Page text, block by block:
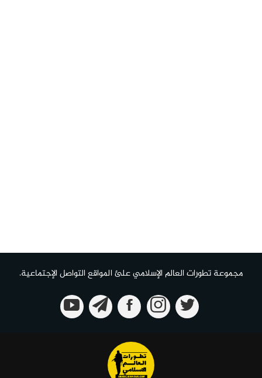
مجموعة تطورات العالم الإسلامي علئ المواقع التواصل الإجتماعية.